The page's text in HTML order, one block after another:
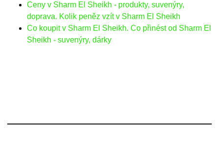
Ceny v Sharm El Sheikh - produkty, suvenýry,
doprava. Kolik peněz vzít v Sharm El Sheikh
Co koupit v Sharm El Sheikh. Co přinést od Sharm El
Sheikh - suvenýry, dárky